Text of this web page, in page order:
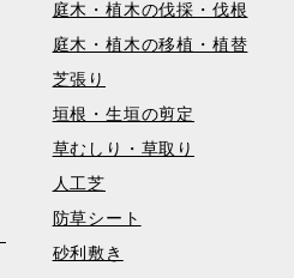
庭木・植木の伐採・伐根
庭木・植木の移植・植替
芝張り
垣根・生垣の剪定
草むしり・草取り
人工芝
防草シート
砂利敷き